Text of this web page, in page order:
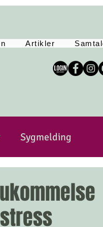
Artikler
Sygmelding
Lev Langsomt